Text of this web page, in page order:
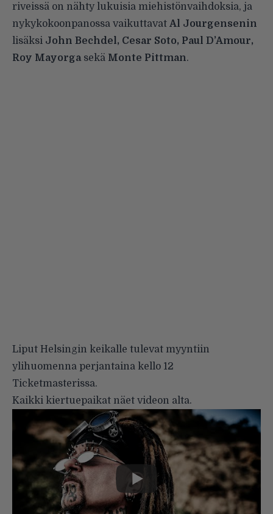
riveissä on nähty lukuisia miehistönvaihdoksia, ja
nykykokoonpanossa vaikuttavat Al Jourgensenin
lisäksi John Bechdel, Cesar Soto, Paul D’Amour,
Roy Mayorga sekä Monte Pittman.
Liput Helsingin keikalle tulevat myyntiin
ylihuomenna perjantaina kello 12
Ticketmasterissa.
Kaikki kiertuepaikat näet videon alta.